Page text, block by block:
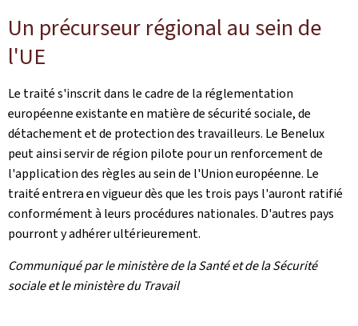
Un précurseur régional au sein de
l'UE
Le traité s'inscrit dans le cadre de la réglementation
européenne existante en matière de sécurité sociale, de
détachement et de protection des travailleurs. Le Benelux
peut ainsi servir de région pilote pour un renforcement de
l'application des règles au sein de l'Union européenne. Le
traité entrera en vigueur dès que les trois pays l'auront ratifié
conformément à leurs procédures nationales. D'autres pays
pourront y adhérer ultérieurement.
Communiqué par le ministère de la Santé et de la Sécurité
sociale et le ministère du Travail